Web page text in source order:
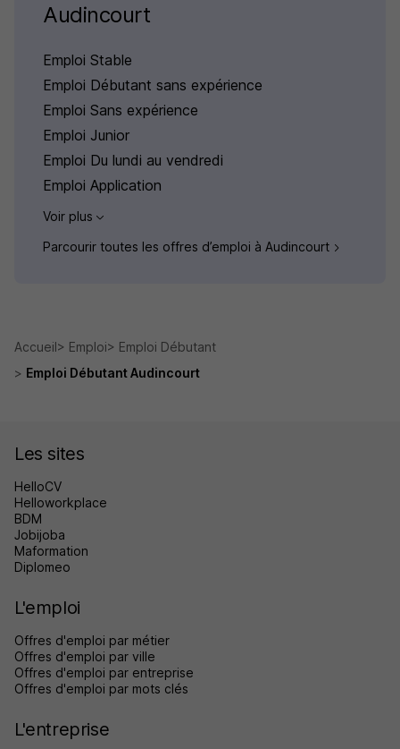
Audincourt
Emploi Stable
Emploi Débutant sans expérience
Emploi Sans expérience
Emploi Junior
Emploi Du lundi au vendredi
Emploi Application
Voir plus
Parcourir toutes les offres d’emploi à Audincourt
Accueil Emploi
Emploi Débutant
Emploi Débutant Audincourt
Les sites
HelloCV
Helloworkplace
BDM
Jobijoba
Maformation
Diplomeo
L'emploi
Offres d'emploi par métier
Offres d'emploi par ville
Offres d'emploi par entreprise
Offres d'emploi par mots clés
L'entreprise